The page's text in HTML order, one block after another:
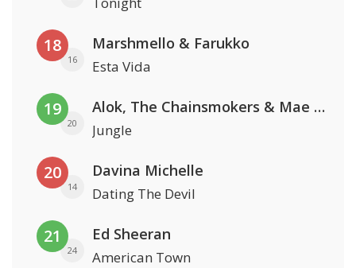
18
16
Marshmello & Farukko
Esta Vida
19
20
Alok, The Chainsmokers & Mae Stephens
Jungle
20
14
Davina Michelle
Dating The Devil
21
24
Ed Sheeran
American Town